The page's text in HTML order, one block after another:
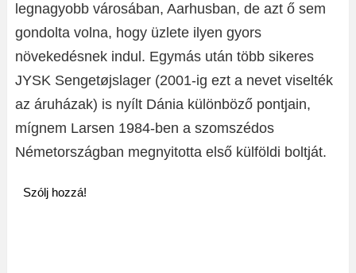
legnagyobb városában, Aarhusban, de azt ő sem
gondolta volna, hogy üzlete ilyen gyors
növekedésnek indul. Egymás után több sikeres
JYSK Sengetøjslager (2001-ig ezt a nevet viselték
az áruházak) is nyílt Dánia különböző pontjain,
mígnem Larsen 1984-ben a szomszédos
Németországban megnyitotta első külföldi boltját.
Szólj hozzá!